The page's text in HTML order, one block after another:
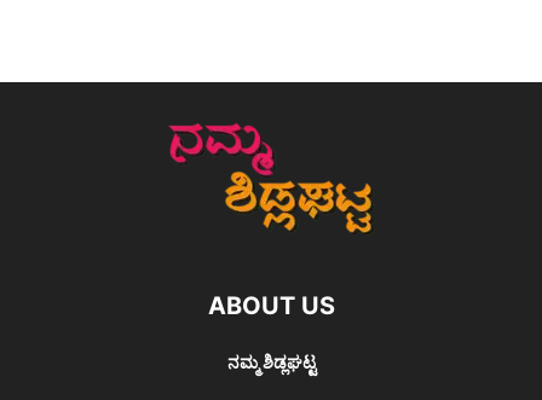
ABOUT US
ನಮ್ಮ ಶಿಡ್ಲಘಟ್ಟ